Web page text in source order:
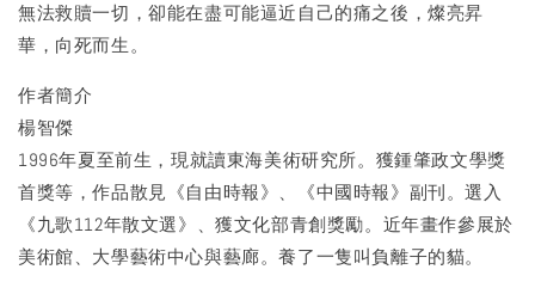
無法救贖一切，卻能在盡可能逼近自己的痛之後，燦亮昇
華，向死而生。
作者簡介
楊智傑
1996年夏至前生，現就讀東海美術研究所。獲鍾肇政文學獎
首獎等，作品散見《自由時報》、《中國時報》副刊。選入
《九歌112年散文選》、獲文化部青創獎勵。近年畫作參展於
美術館、大學藝術中心與藝廊。養了一隻叫負離子的貓。